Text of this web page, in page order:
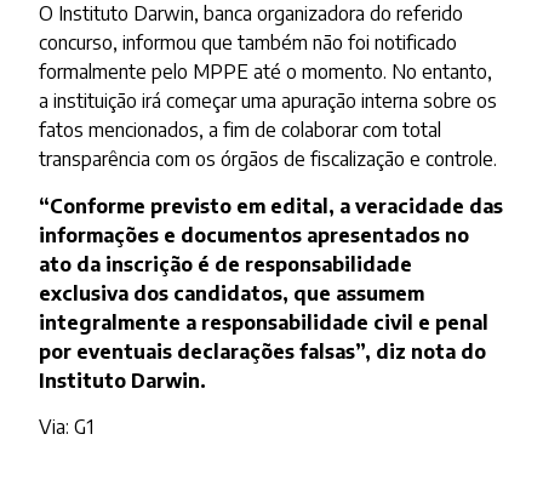
O Instituto Darwin, banca organizadora do referido
concurso, informou que também não foi notificado
formalmente pelo MPPE até o momento. No entanto,
a instituição irá começar uma apuração interna sobre os
fatos mencionados, a fim de colaborar com total
transparência com os órgãos de fiscalização e controle.
“Conforme previsto em edital, a veracidade das
informações e documentos apresentados no
ato da inscrição é de responsabilidade
exclusiva dos candidatos, que assumem
integralmente a responsabilidade civil e penal
por eventuais declarações falsas”, diz nota do
Instituto Darwin.
Via: G1